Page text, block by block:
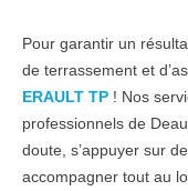
Pour garantir un
de terrassement et
ERAULT TP ! Nos
professionnels de
doute, s’appuyer sur
accompagner tout au